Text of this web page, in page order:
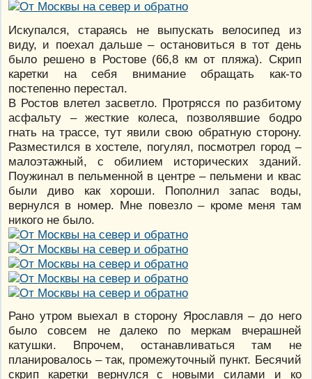
Искупался, стараясь не выпускать велосипед из
виду, и поехал дальше – остановиться в тот день
было решено в Ростове (66,8 км от пляжа). Скрип
каретки на себя внимание обращать как-то
постепенно перестал.
В Ростов влетел засветло. Протрясся по разбитому
асфальту – жесткие колеса, позволявшие бодро
гнать на трассе, тут явили свою обратную сторону.
Разместился в хостеле, погулял, посмотрел город –
малоэтажный, с обилием исторических зданий.
Поужинал в пельменной в центре – пельмени и квас
были диво как хороши. Пополнил запас воды,
вернулся в номер. Мне повезло – кроме меня там
никого не было.
Рано утром выехал в сторону Ярославля – до него
было совсем не далеко по меркам вчерашней
катушки. Впрочем, останавливаться там не
планировалось – так, промежуточный пункт. Бесячий
скрип каретки вернулся с новыми силами и ко